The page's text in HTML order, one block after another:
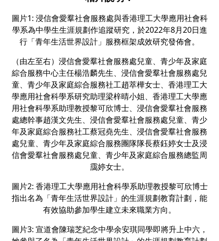
圖片1: 浸信會愛羣社會服務處與香港理工大學應用社會科
學系為中學生生涯規劃作追蹤研究，於2022年8月20日進
行「青年生活世界設計」服務框架成效研究發佈會。
（由左至右）浸信會愛羣社會服務處兒童、青少年及家庭
綜合服務中心主任楊浩麟先生、浸信會愛羣社會服務處兒
童、青少年及家庭綜合服務社工趙萃樺女士、香港理工大
學應用社會科學系研究助理梁梓晴小姐、香港理工大學應
用社會科學系助理教授黎可欣博士、浸信會愛羣社會服務
處總幹事趙漢文先生、浸信會愛羣社會服務處兒童、青少
年及家庭綜合服務社工蔡冠堯先生、浸信會愛羣社會服務
處兒童、青少年及家庭綜合服務團隊隊長蔡鈺婷女士及浸
信會愛羣社會服務處兒童、青少年及家庭綜合服務總監周
靄婷女士。
圖片2: 香港理工大學應用社會科學系助理教授黎可欣博士
指出名為「青年生活世界設計」的生涯規劃教育計劃，能
有效協助參加學生建立未來職業方向。
圖片3: 宣道會陳瑞芝紀念中學余安琪同學即將升上中六，